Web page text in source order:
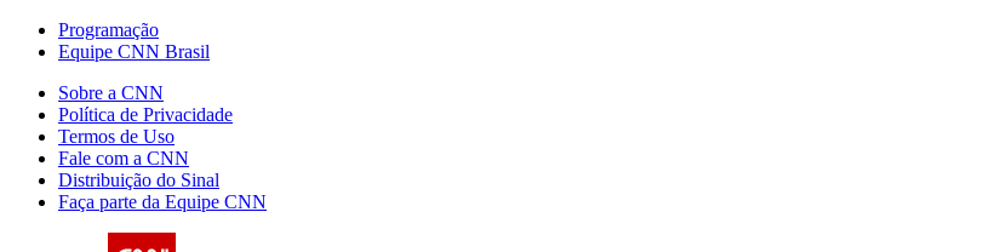
Programação
Equipe CNN Brasil
Sobre a CNN
Política de Privacidade
Termos de Uso
Fale com a CNN
Distribuição do Sinal
Faça parte da Equipe CNN